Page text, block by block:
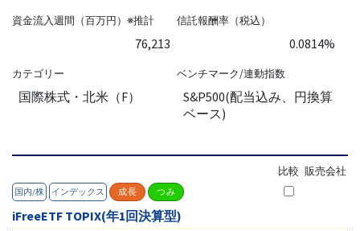
資金流入週間（百万円）※推計
76,213
信託報酬率（税込）
0.0814%
カテゴリー
国際株式・北米（F）
ベンチマーク/連動指数
S&P500(配当込み、円換算
ベース)
国内/株 インデックス 成長 つみ
比較 販売会社
iFreeETF TOPIX(年1回決算型)